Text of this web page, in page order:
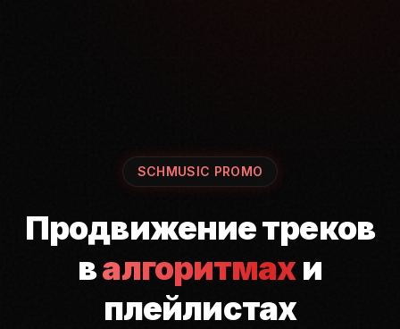
SCHMUSIC PROMO
Продвижение треков
валгоритмахи
плейлистах